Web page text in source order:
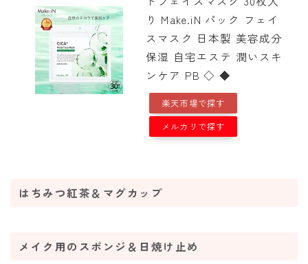
り Make.iN パック フェイ
スマスク 日本製 美容成分
保湿 自宅エステ 潤いスキ
ンケア PB ◇ ◆
楽天市場で探す
メルカリで探す
はちみつ紅茶＆マグカップ
メイク用のスポンジ＆日焼け止め